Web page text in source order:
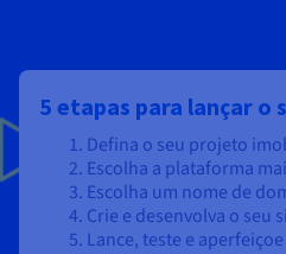
5 etapas para lançar o
Defina o seu projeto
Escolha a plataforma
Escolha um nome de
Crie e desenvolva o seu
Lance, teste e aperfeiçoe